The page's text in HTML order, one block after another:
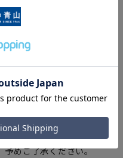
。予めご了承ください。
記載しております。一
ドサイズ)を記載している
の色味が異なる場合がござ
を共有しております関係
より欠品が発生し、ご注文
予めご了承ください。